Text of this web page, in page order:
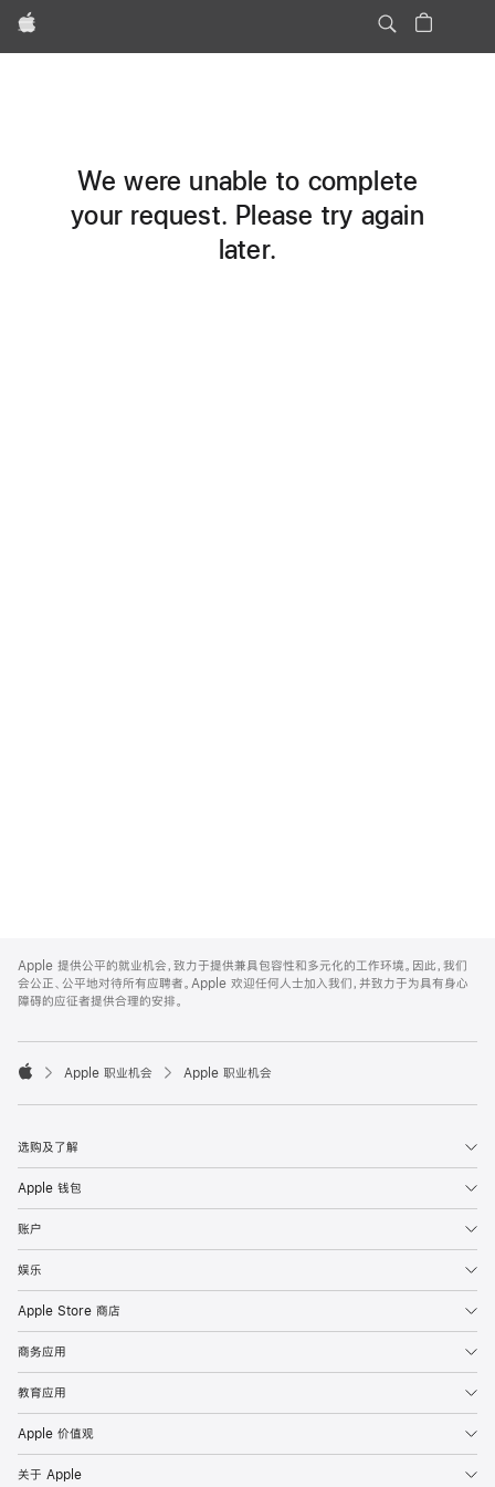
Apple
We were unable to complete
your request. Please try again
later.
Footer
Apple 提供公平的就业机会，致力于提供兼具包容性和多元化的工作环境。因此，我们
会公正、公平地对待所有应聘者。Apple 欢迎任何人士加入我们，并致力于为具有身心
障碍的应征者提供合理的安排。

Apple 职业机会 Apple 职业机会
选购及了解
Apple 钱包
账户
娱乐
Apple Store 商店
商务应用
教育应用
Apple 价值观
关于 Apple